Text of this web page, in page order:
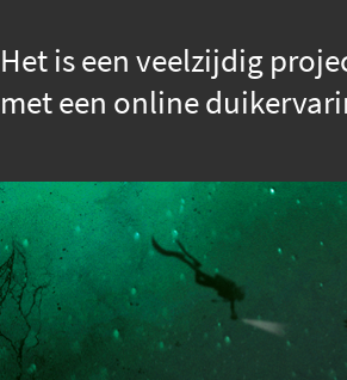
Het is een veelzijdig
met een online